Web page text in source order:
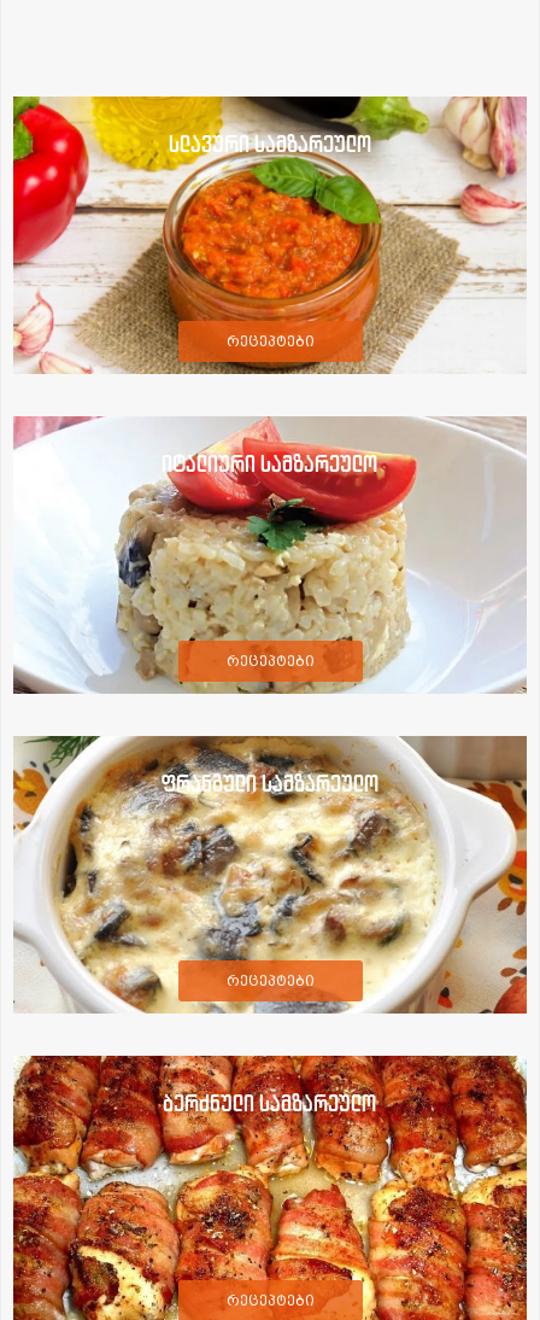
სლავური სამზარეულო
რეცეპტები
იტალიური სამზარეულო
რეცეპტები
ფრანგული სამზარეულო
რეცეპტები
ბერძნული სამზარეულო
რეცეპტები